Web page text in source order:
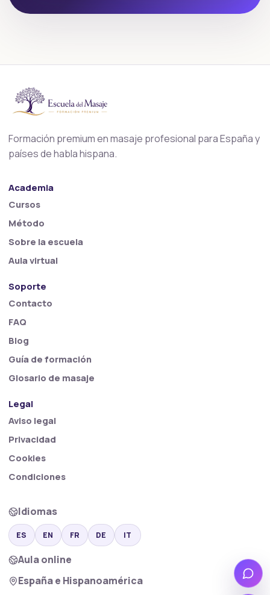
Formación premium en masaje profesional para España y
países de habla hispana.
Academia
Cursos
Método
Sobre la escuela
Aula virtual
Soporte
Contacto
FAQ
Blog
Guía de formación
Glosario de masaje
Legal
Aviso legal
Privacidad
Cookies
Condiciones
Idiomas
ES EN FR DE IT
Aula online
España e Hispanoamérica